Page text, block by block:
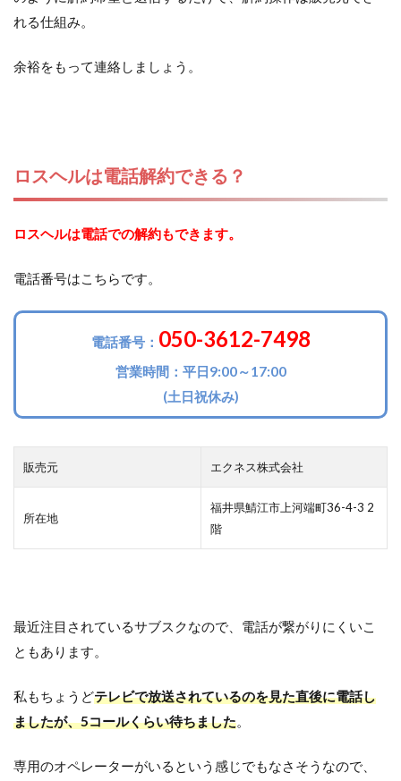
れる仕組み。
余裕をもって連絡しましょう。
ロスヘルは電話解約できる？
ロスヘルは電話での解約もできます。
電話番号はこちらです。
電話番号： 050-3612-7498
営業時間：平日9:00～17:00
(土日祝休み)
販売元 エクネス株式会社
所在地
福井県鯖江市上河端町36-4-3 2
階
最近注目されているサブスクなので、電話が繋がりにくいこ
ともあります。
私もちょうどテレビで放送されているのを見た直後に電話し
ましたが、5コールくらい待ちました。
専用のオペレーターがいるという感じでもなさそうなので、